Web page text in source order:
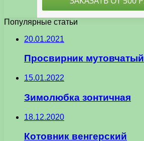
Популярные статьи
20.01.2021
Просвирник мутовчатый
15.01.2022
Зимолюбка зонтичная
18.12.2020
Котовник венгерский